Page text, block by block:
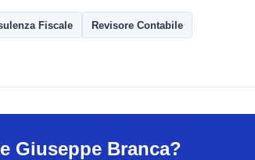
Fiscale Revisore Contabile
Giuseppe Branca?